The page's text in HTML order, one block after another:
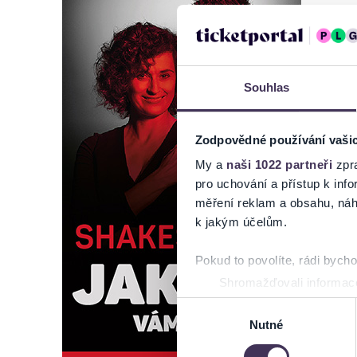
Souhlas
Zodpovědné používání
My a naši 1022 partneři
pro uchování a přístup k
měření reklam a obsahu,
k jakým účelům.
Pokud to povolíte, rádi
Shromažďovali
Identifikovali vaše
Zjistěte více o tom, jak
můžete kdykoliv změnit
Výběr
souhlasu
Nutné